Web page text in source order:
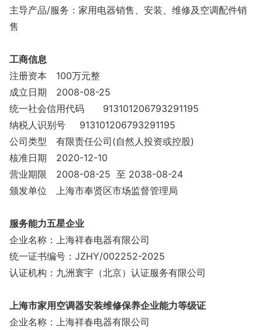
主导产品/服务：家用电器销售、安装、维修及空调配件销
售
工商信息
注册资本
100万元整
成立日期
2008-08-25
统一社会信用代码
913101206793291195
纳税人识别号
913101206793291195
公司类型
有限责任公司(自然人投资或控股)
核准日期
2020-12-10
营业期限
2008-08-25 至 2038-08-24
颁发单位
上海市奉贤区市场监督管理局
服务能力五星企业
企业名称：上海祥春电器有限公司
统一证书编号：JZHY/002252-2025
认证机构：九洲寰宇（北京）认证服务有限公司
上海市家用空调器安装维修保养企业能力等级证
企业名称：上海祥春电器有限公司